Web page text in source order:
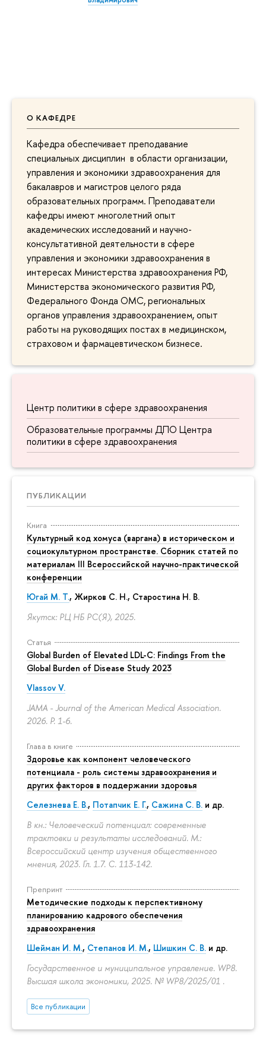
О КАФЕДРЕ
Кафедра обеспечивает преподавание
специальных дисциплин в области организации,
управления и экономики здравоохранения для
бакалавров и магистров целого ряда
образовательных программ. Преподаватели
кафедры имеют многолетний опыт
академических исследований и научно-
консультативной деятельности в сфере
управления и экономики здравоохранения в
интересах Министерства здравоохранения РФ,
Министерства экономического развития РФ,
Федерального Фонда ОМС, региональных
органов управления здравоохранением, опыт
работы на руководящих постах в медицинском,
страховом и фармацевтическом бизнесе.
Центр политики в сфере здравоохранения
Образовательные программы ДПО Центра
политики в сфере здравоохранения
ПУБЛИКАЦИИ
Книга
Культурный код хомуса (варгана) в историческом и
социокультурном пространстве. Сборник статей по
материалам III Всероссийской научно-практической
конференции
Югай М. Т., Жирков С. Н., Старостина Н. В.
Якутск: РЦ НБ РС(Я), 2025.
Статья
Global Burden of Elevated LDL-C: Findings From the
Global Burden of Disease Study 2023
Vlassov V.
JAMA - Journal of the American Medical Association.
2026. P. 1-6.
Глава в книге
Здоровье как компонент человеческого
потенциала - роль системы здравоохранения и
других факторов в поддержании здоровья
Селезнева Е. В., Потапчик Е. Г., Сажина С. В. и др.
В кн.: Человеческий потенциал: современные
трактовки и результаты исследований. М.:
Всероссийский центр изучения общественного
мнения, 2023. Гл. 1.7. С. 113-142.
Препринт
Методические подходы к перспективному
планированию кадрового обеспечения
здравоохранения
Шейман И. М., Степанов И. М., Шишкин С. В. и др.
Государственное и муниципальное управление. WP8.
Высшая школа экономики, 2025. № WP8/2025/01 .
Все публикации